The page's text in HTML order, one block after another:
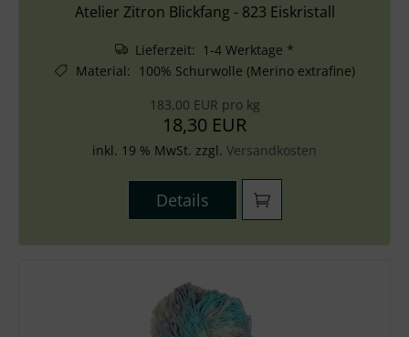
Atelier Zitron Blickfang - 823 Eiskristall
Lieferzeit: 1-4 Werktage *
Material: 100% Schurwolle (Merino extrafine)
183,00 EUR pro kg
18,30 EUR
inkl. 19 % MwSt. zzgl. Versandkosten
Details